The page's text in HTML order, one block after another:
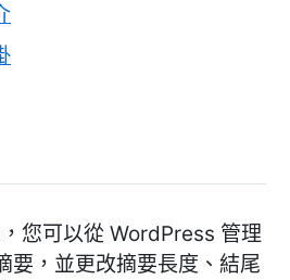
您可以從 WordPress 管理
要，並更改摘要長度、結尾